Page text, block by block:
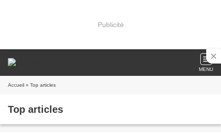
Publicité
MENU
Accueil » Top articles
Top articles